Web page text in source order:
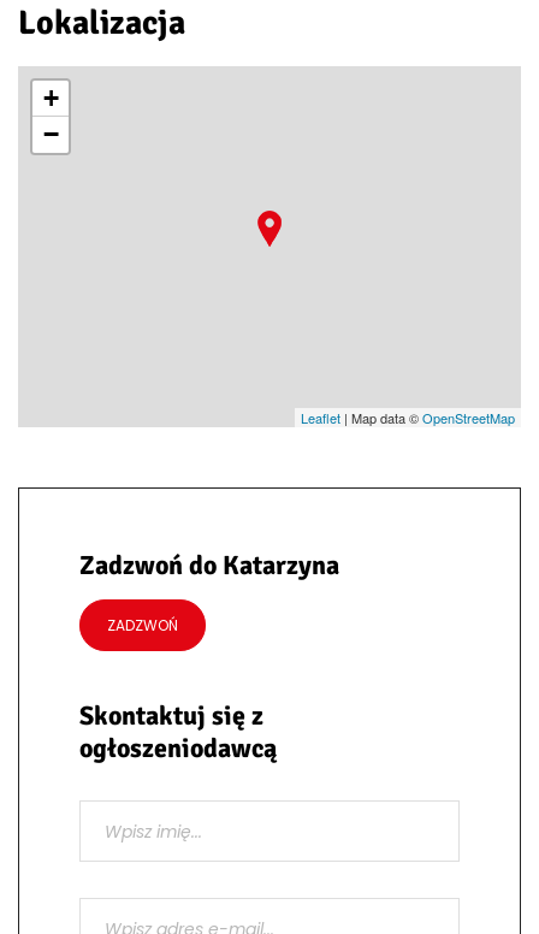
Lokalizacja
+
−
Leaflet | Map data ©OpenStreetMap
Zadzwoń do Katarzyna
ZADZWOŃ
Skontaktuj się z
ogłoszeniodawcą